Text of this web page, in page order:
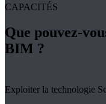
CAPACITÉS
Que pouvez-
BIM ?
Exploiter la technologie